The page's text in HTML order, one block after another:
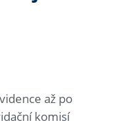
až po
komisí